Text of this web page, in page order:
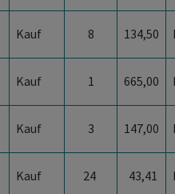
Kauf 8 134,50
Kauf 1 665,00
Kauf 3 147,00
Kauf 24 43,41